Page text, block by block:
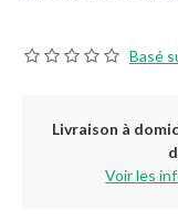
Basé
Livraison à
Voir les